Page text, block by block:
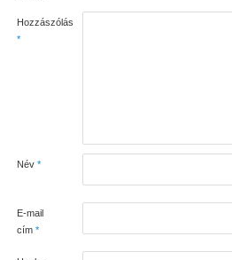
Hozzászólás
*
Név *
E-mail
cím *